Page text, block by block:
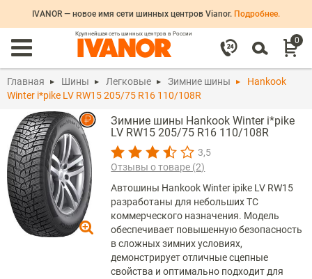
IVANOR — новое имя сети шинных центров Vianor. Подробнее.
0
Крупнейшая сеть шинных центров в России
Главная Шины Легковые Зимние шины
Hankook
Winter i*pike LV RW15 205/75 R16 110/108R
Зимние шины Hankook Winter i*pike
LV RW15 205/75 R16 110/108R
3,5
Отзывы о товаре (2)
Автошины Hankook Winter ipike LV RW15
разработаны для небольших ТС
коммерческого назначения. Модель
обеспечивает повышенную безопасность
в сложных зимних условиях,
демонстрирует отличные сцепные
свойства и оптимально подходит для